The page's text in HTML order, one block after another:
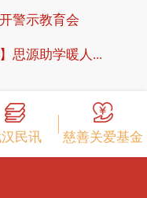
警示教育会
思源助学暖人...
民讯 慈善关爱基金